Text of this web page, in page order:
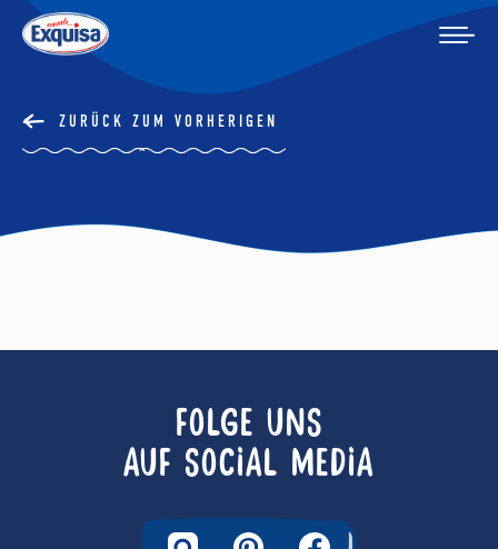
ZURÜCK ZUM VORHERIGEN
FOLGE UNS
AUF SOCIAL MEDIA